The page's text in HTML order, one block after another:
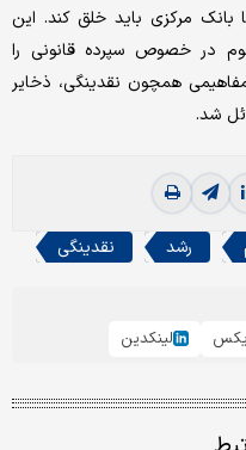
مرکزی باید خلق کند. این
در خصوص سپرده قانونی را
همچون نقدینگی، ذخایر
شد.
رشد نقدینگی
لینکدین